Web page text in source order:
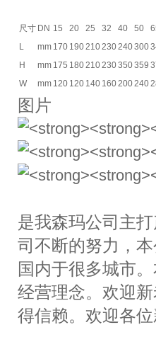
尺寸 DN 15 20 25 32 40 50
L
mm 170 190210230240300
H
mm 175 180210230350359
W
mm 120 120 140 160200240
图片
是我森玛公司主
司不断的努力，
国内于很多城市
经营理念。欢迎
得信赖。欢迎各